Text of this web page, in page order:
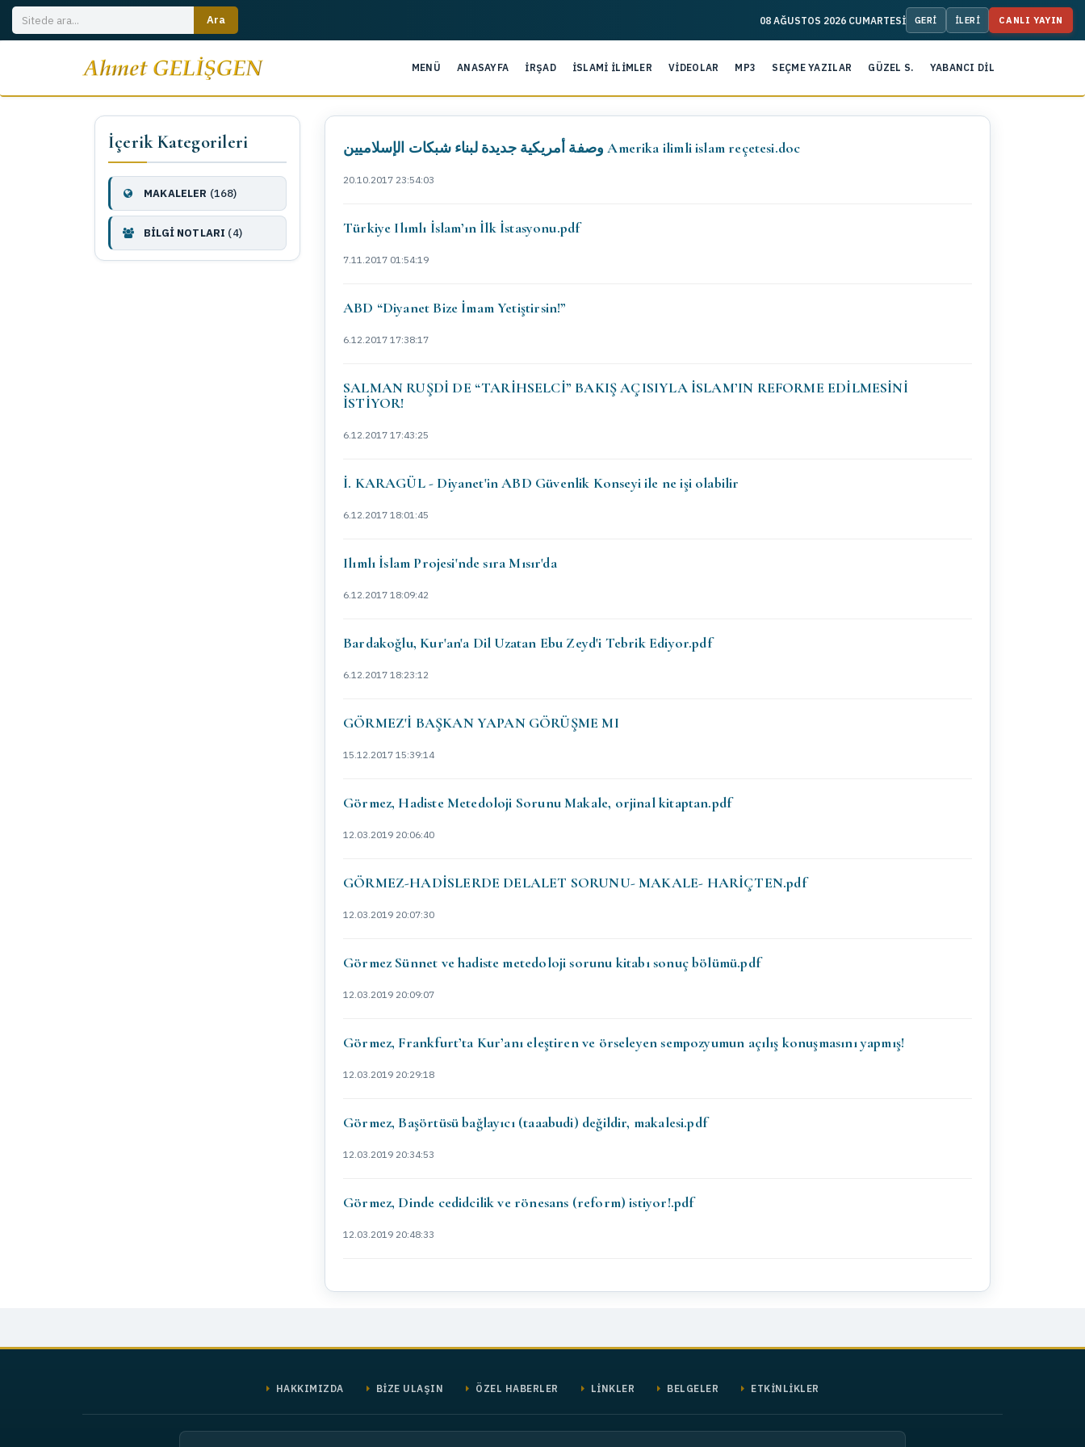
08 AĞUSTOS 2026 CUMARTESİ CANLI YAYIN
MENÜ ANASAYFA İRŞAD İSLAMİ İLİMLER VİDEOLAR MP3 SEÇME YAZILAR GÜZEL S. YABANCI DİL
İçerik Kategorileri
MAKALELER (168)
BİLGİ NOTLARI (4)
وصفة أمريكية جديدة لبناء شبكات الإسلاميين Amerika ilimli islam reçetesi.doc
20.10.2017 23:54:03
Türkiye Ilımlı İslam’ın İlk İstasyonu.pdf
7.11.2017 01:54:19
ABD “Diyanet Bize İmam Yetiştirsin!”
6.12.2017 17:38:17
SALMAN RUŞDİ DE “TARİHSELCİ” BAKIŞ AÇISIYLA İSLAM’IN REFORME EDİLMESİNİ
İSTİYOR!
6.12.2017 17:43:25
İ. KARAGÜL - Diyanet'in ABD Güvenlik Konseyi ile ne işi olabilir
6.12.2017 18:01:45
Ilımlı İslam Projesi'nde sıra Mısır'da
6.12.2017 18:09:42
Bardakoğlu, Kur'an'a Dil Uzatan Ebu Zeyd'i Tebrik Ediyor.pdf
6.12.2017 18:23:12
GÖRMEZ'İ BAŞKAN YAPAN GÖRÜŞME MI
15.12.2017 15:39:14
Görmez, Hadiste Metedoloji Sorunu Makale, orjinal kitaptan.pdf
12.03.2019 20:06:40
GÖRMEZ-HADİSLERDE DELALET SORUNU- MAKALE- HARİÇTEN.pdf
12.03.2019 20:07:30
Görmez Sünnet ve hadiste metedoloji sorunu kitabı sonuç bölümü.pdf
12.03.2019 20:09:07
Görmez, Frankfurt’ta Kur’anı eleştiren ve örseleyen sempozyumun açılış konuşmasını yapmış!
12.03.2019 20:29:18
Görmez, Başörtüsü bağlayıcı (taaabudi) değildir, makalesi.pdf
12.03.2019 20:34:53
Görmez, Dinde cedidcilik ve rönesans (reform) istiyor!.pdf
12.03.2019 20:48:33
HAKKIMIZDA BİZE ULAŞIN ÖZEL HABERLER LİNKLER BELGELER ETKİNLİKLER